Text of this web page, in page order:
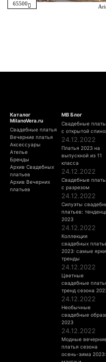
65500
Каталог
MilanoVera.ru
Свадебные платья
Вечерние платья
Аксессуары
Ателье
Бренды
Архив Свадебных
платьев
Архив Вечерних
платьев
МВ Блог
Свадебные
с открытой
24.12.2022
Платья 2023 на
выпускной из 11
класса
24.12.2022
Свадебные
с разрезом
24.12.2022
Силуэты
платьев:
2023
24.12.2022
Коллекция
свадебных
2023: самые
тренды
24.12.2022
Цветные
свадебные
тренд сезона
24.12.2022
Необычные
свадебные
2023
24.12.2022
Модные
платья сезона
осень-зима 2023: